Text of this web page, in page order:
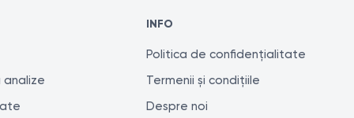
INFO
Politica de confidențialitate
Termenii și condițiile
Despre noi